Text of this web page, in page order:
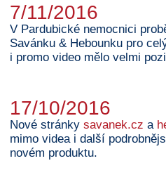
7/11/2016
V Pardubické nemocnici
Savánku & Hebounku pro
i promo video mělo velmi
17/10/2016
Nové stránky savanek.cz a
mimo videa i další
novém produktu.